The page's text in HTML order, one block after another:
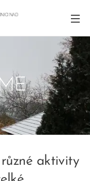
NAD
aktivity